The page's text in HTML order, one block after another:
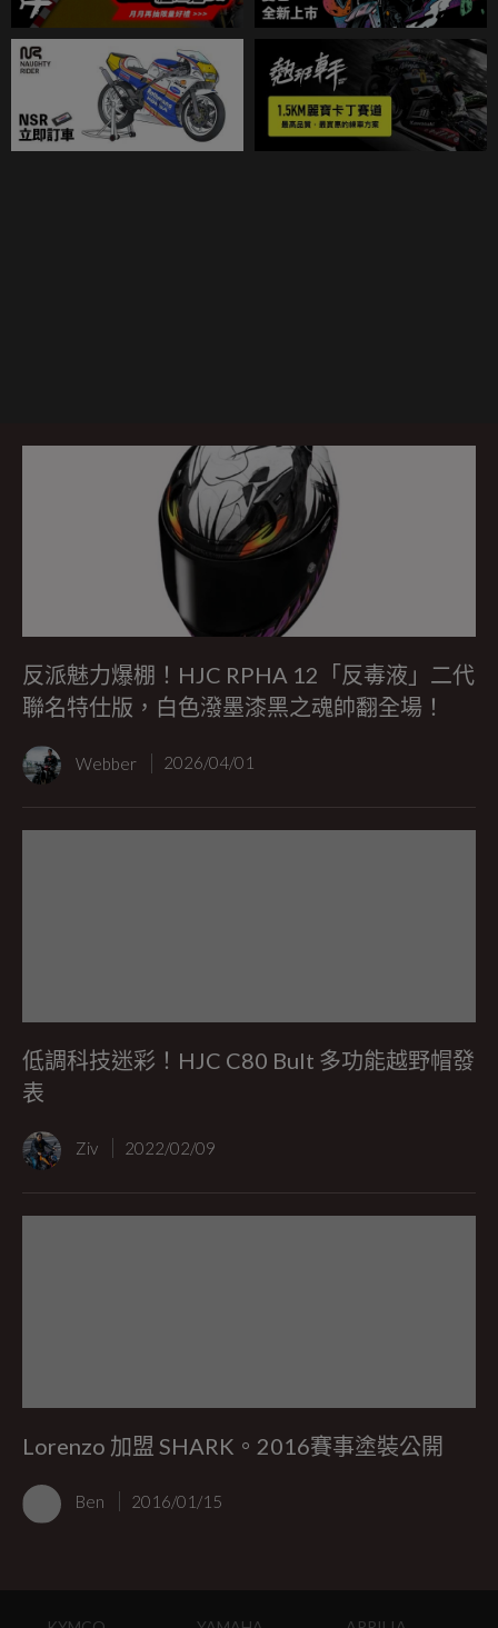
反派魅力爆棚！HJC RPHA 12「反毒液」二代
聯名特仕版，白色潑墨漆黑之魂帥翻全場！
Webber 2026/04/01
低調科技迷彩！HJC C80 Bult 多功能越野帽發
表
Ziv 2022/02/09
Lorenzo 加盟 SHARK。2016賽事塗裝公開
Ben 2016/01/15